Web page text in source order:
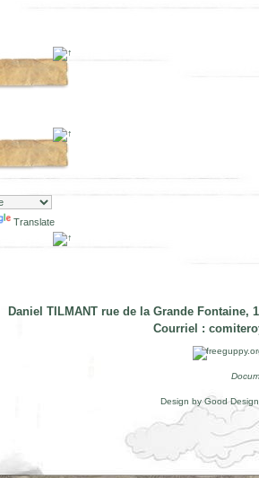
Translate
Daniel TILMANT rue de la Grande Fontaine,
Courriel :
Design by Good